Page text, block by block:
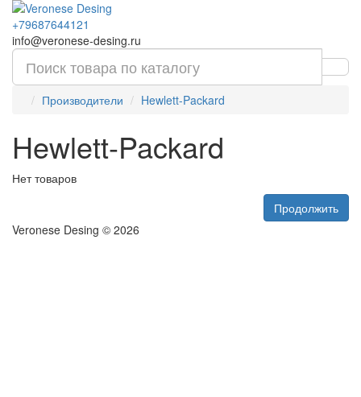
+79687644121
info@veronese-desing.ru
Производители Hewlett-Packard
Hewlett-Packard
Нет товаров
Продолжить
Veronese Desing © 2026